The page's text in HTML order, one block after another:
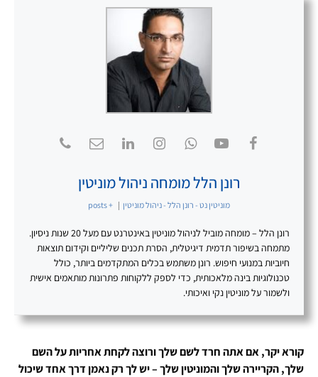
רונן הלל מומחה ניהול מוניטין
מוניטין נט - רונן הלל - ניהול מוניטין |
+ posts
רונן הלל – מומחה מוביל לניהול מוניטין באינטרנט עם מעל 20 שנות ניסיון.
מתמחה בשיפור תדמית דיגיטלית, הסרת תכנים שליליים וקידום תוצאות
חיוביות במנועי חיפוש. רונן משתמש בכלים המתקדמים ביותר, כולל
טכנולוגיות בינה מלאכותית, כדי לספק ללקוחות פתרונות מותאמים אישית
ולשמור על מוניטין נקי ואיכותי.
קורא יקר, אם אתה חרד לשם שלך ורוצה לקחת אחריות על השם
שלך, הקריירה שלך והמוניטין שלך – יש לך רק נאמן דרך אחד שיכול